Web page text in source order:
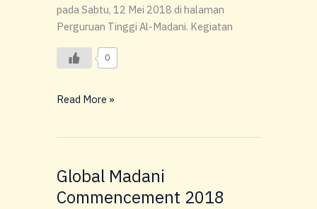
pada Sabtu, 12 Mei 2018 di halaman
Perguruan Tinggi Al-Madani. Kegiatan
0
Read More »
Global Madani
Commencement 2018
Global
Madani